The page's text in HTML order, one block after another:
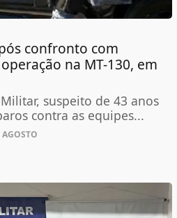
confronto com
na MT-130, em
suspeito de 43 anos
contra as equipes...